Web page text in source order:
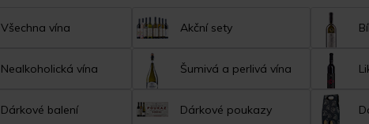
Všechna vína Akční sety
Nealkoholická vína Šumivá a perlivá vína
Dárkové balení Dárkové poukazy